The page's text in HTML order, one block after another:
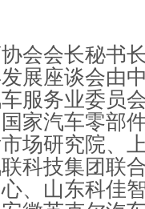
会会长秘书
展座谈会由
服务业委员
家汽车零部
场研究院、
科技集团联
、山东科佳